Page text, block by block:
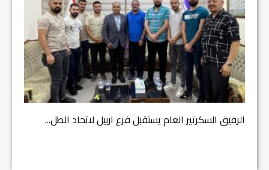
الرفيق السكرتير العام يستقبل فرع اربيل لاتحاد الطل...